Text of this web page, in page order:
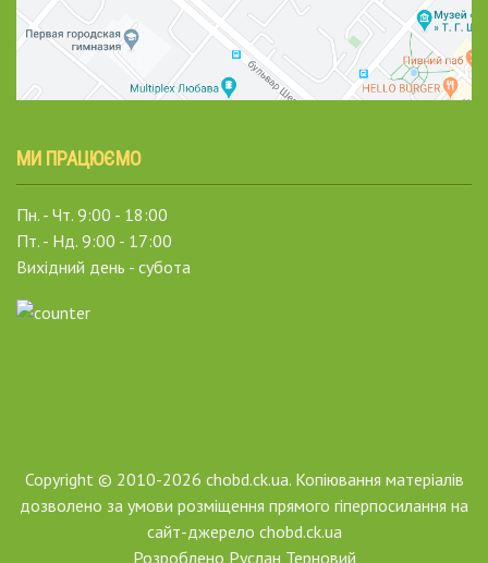
МИ ПРАЦЮЄМО
Пн. - Чт. 9:00 - 18:00
Пт. - Нд. 9:00 - 17:00
Вихідний день - субота
Copyright © 2010-2026 chobd.ck.ua. Копіювання матеріалів
дозволено за умови розміщення прямого гіперпосилання на
сайт-джерело chobd.ck.ua
Розроблено Руслан Терновий